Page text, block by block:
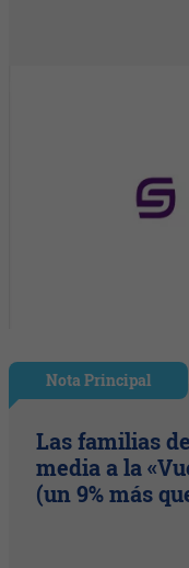
Nota Principal
Las familias
media a la
(un 9% más